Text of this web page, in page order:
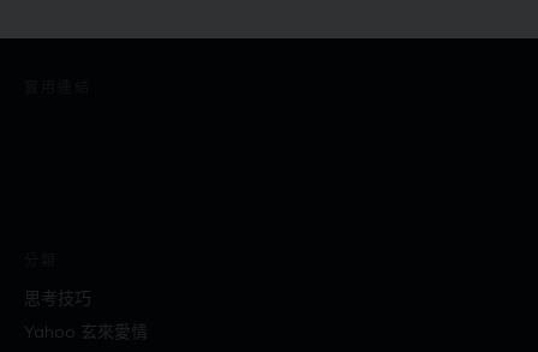
思考技巧
Yahoo 玄來愛情